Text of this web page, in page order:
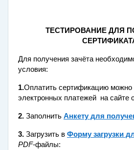
ТЕСТИРОВАНИЕ ДЛЯ
Для получения зачёта
условия:
1.Оплатить сертификацию можно
электронных платежей на сайте
2. Заполнить Aнкету для
3. Загрузить в Форму загрузки
PDF-файлы: